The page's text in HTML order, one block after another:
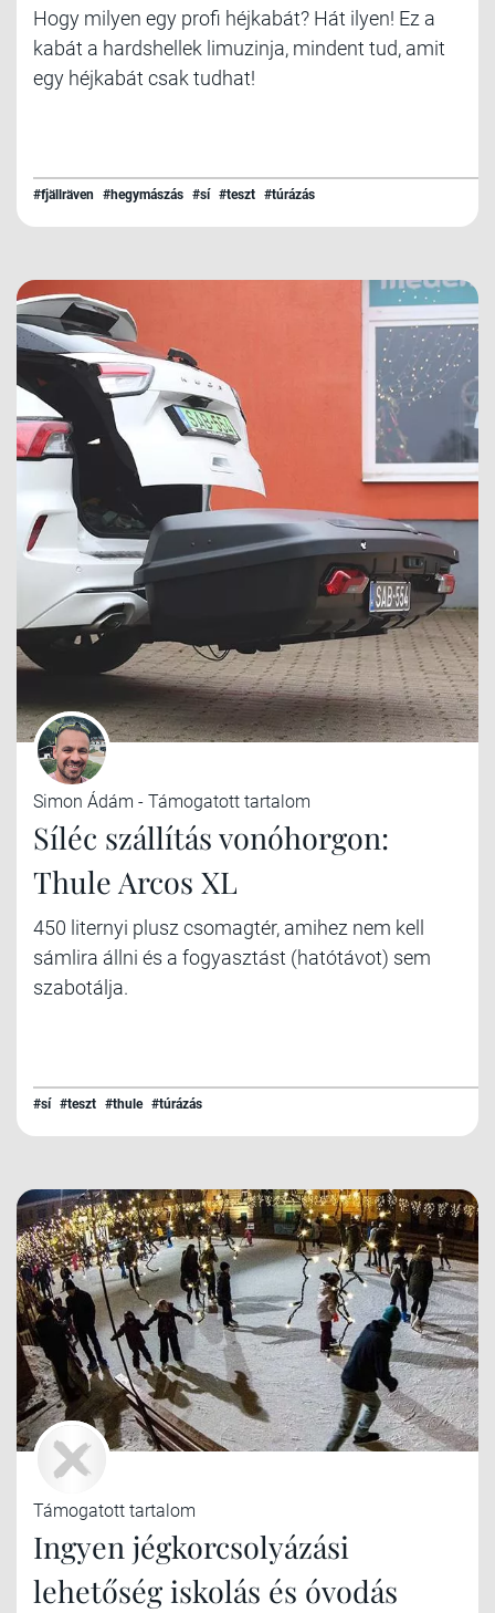
Hogy milyen egy profi héjkabát? Hát ilyen! Ez a
kabát a hardshellek limuzinja, mindent tud, amit
egy héjkabát csak tudhat!
#fjällräven #hegymászás #sí #teszt #túrázás
Simon Ádám - Támogatott tartalom
Síléc szállítás vonóhorgon:
Thule Arcos XL
450 liternyi plusz csomagtér, amihez nem kell
sámlira állni és a fogyasztást (hatótávot) sem
szabotálja.
#sí #teszt #thule #túrázás
Támogatott tartalom
Ingyen jégkorcsolyázási
lehetőség iskolás és óvodás